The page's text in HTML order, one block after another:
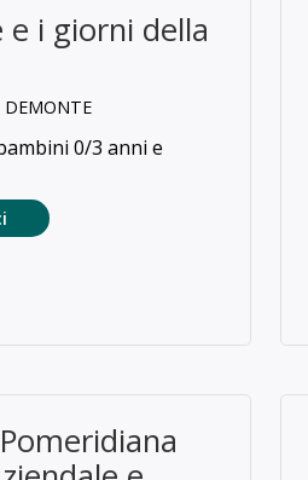
e i giorni della
DEMONTE
0/3 anni e